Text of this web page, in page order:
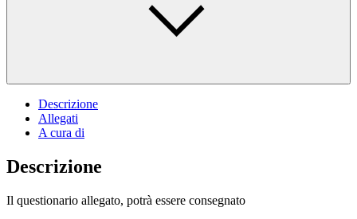
Descrizione
Allegati
A cura di
Descrizione
Il questionario allegato, potrà essere consegnato